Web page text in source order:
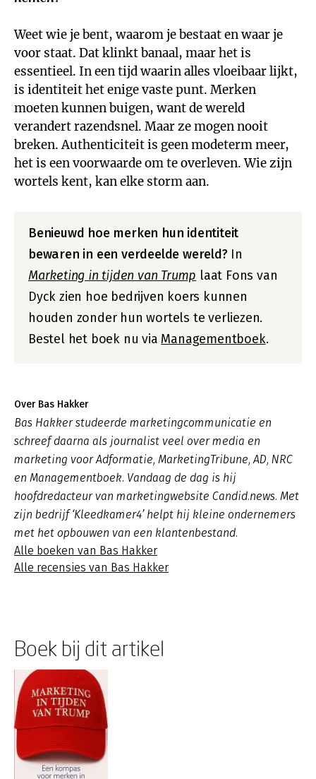
Weet wie je bent, waarom je bestaat en waar je
voor staat. Dat klinkt banaal, maar het is
essentieel. In een tijd waarin alles vloeibaar lijkt,
is identiteit het enige vaste punt. Merken
moeten kunnen buigen, want de wereld
verandert razendsnel. Maar ze mogen nooit
breken. Authenticiteit is geen modeterm meer,
het is een voorwaarde om te overleven. Wie zijn
wortels kent, kan elke storm aan.
Benieuwd hoe merken hun identiteit
bewaren in een verdeelde wereld?In
Marketing in tijden van Trump laat Fons van
Dyck zien hoe bedrijven koers kunnen
houden zonder hun wortels te verliezen.
Bestel het boek nu via Managementboek.
Over Bas Hakker
Bas Hakker studeerde marketingcommunicatie en
schreef daarna als journalist veel over media en
marketing voor Adformatie, MarketingTribune, AD, NRC
en Managementboek. Vandaag de dag is hij
hoofdredacteur van marketingwebsite Candid.news. Met
zijn bedrijf ‘Kleedkamer4’ helpt hij kleine ondernemers
met het opbouwen van een klantenbestand.
Alle boeken van Bas Hakker
Alle recensies van Bas Hakker
Boek bij dit artikel